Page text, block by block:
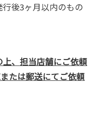
3ヶ月以内のもの
、担当店舗にご依頼
たは郵送にてご依頼